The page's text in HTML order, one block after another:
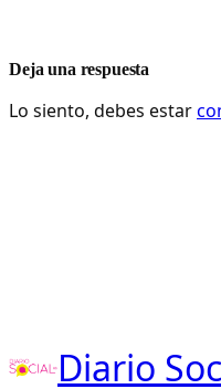
Deja una respuesta
Lo siento, debes estar
Diario